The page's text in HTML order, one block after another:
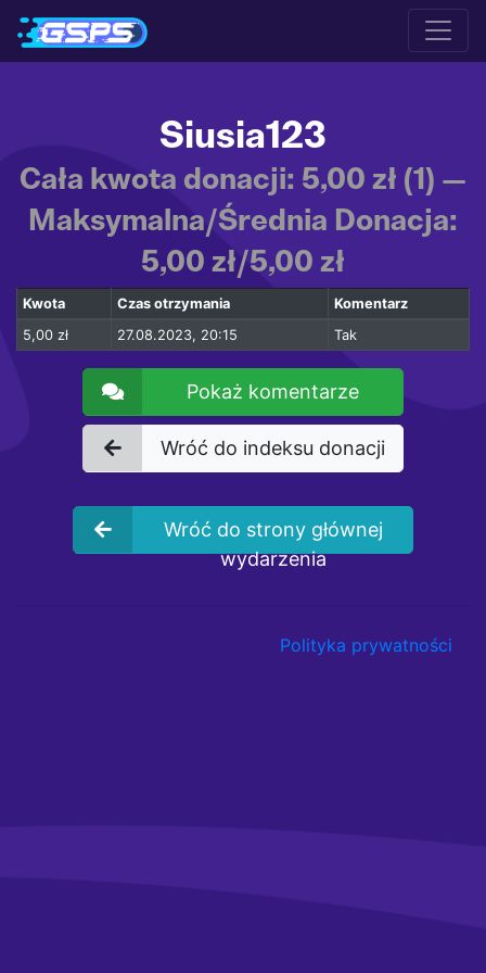
Siusia123
Cała kwota donacji: 5,00 zł (1) —
Maksymalna/Średnia Donacja:
5,00 zł/5,00 zł
Kwota Czas otrzymania
Komentarz
5,00 zł
27.08.2023, 20:15 Tak
Pokaż komentarze
Wróć do indeksu donacji
Wróć do strony głównej
wydarzenia
Polityka prywatności